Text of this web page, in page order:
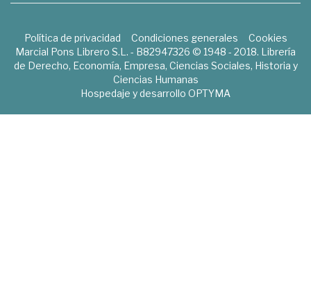
Política de privacidad Condiciones generales
Cookies
Marcial Pons Librero S.L. - B82947326 © 1948 - 2018. Librería
de Derecho, Economía, Empresa, Ciencias Sociales, Historia y
Ciencias Humanas
Hospedaje y desarrollo OPTYMA